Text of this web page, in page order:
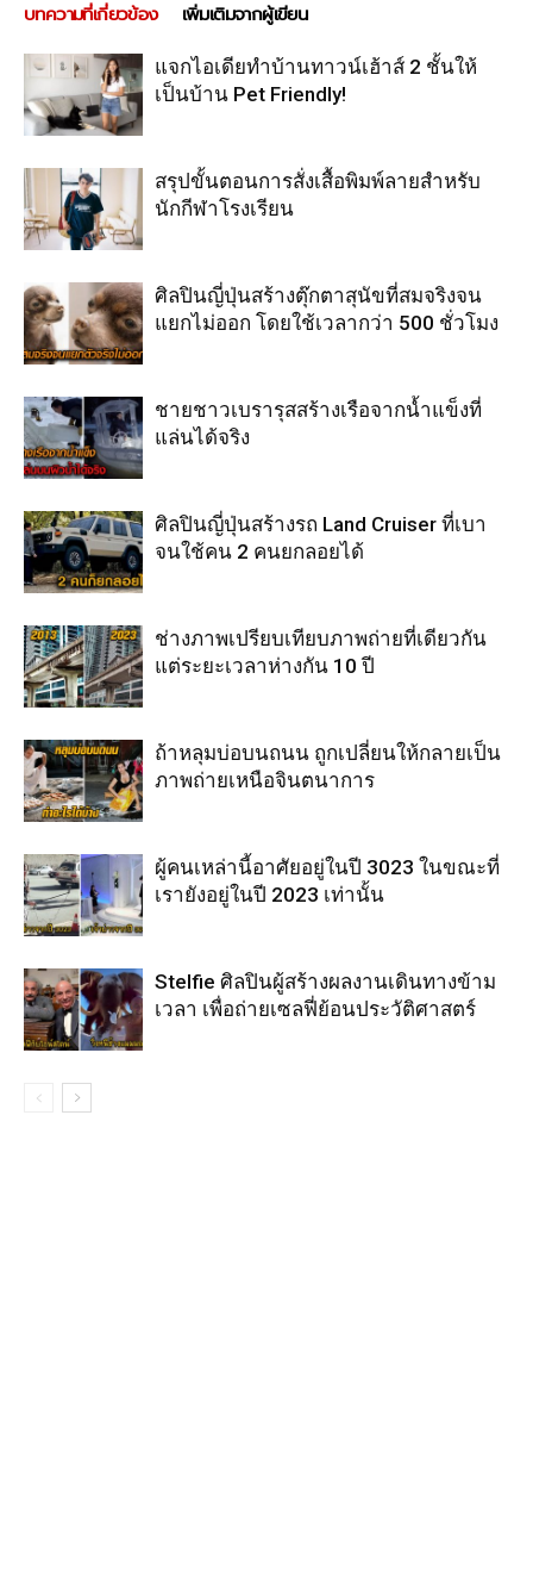
บทความที่เกี่ยวข้อง เพิ่มเติมจากผู้เขียน
แจกไอเดียทำบ้านทาวน์เฮ้าส์ 2 ชั้นให้
เป็นบ้าน Pet Friendly!
สรุปขั้นตอนการสั่งเสื้อพิมพ์ลายสำหรับ
นักกีฬาโรงเรียน
ศิลปินญี่ปุ่นสร้างตุ๊กตาสุนัขที่สมจริงจน
แยกไม่ออก โดยใช้เวลากว่า 500 ชั่วโมง
ชายชาวเบรารุสสร้างเรือจากน้ำแข็งที่
แล่นได้จริง
ศิลปินญี่ปุ่นสร้างรถ Land Cruiser ที่เบา
จนใช้คน 2 คนยกลอยได้
ช่างภาพเปรียบเทียบภาพถ่ายที่เดียวกัน
แต่ระยะเวลาห่างกัน 10 ปี
ถ้าหลุมบ่อบนถนน ถูกเปลี่ยนให้กลายเป็น
ภาพถ่ายเหนือจินตนาการ
ผู้คนเหล่านี้อาศัยอยู่ในปี 3023 ในขณะที่
เรายังอยู่ในปี 2023 เท่านั้น
Stelfie ศิลปินผู้สร้างผลงานเดินทางข้าม
เวลา เพื่อถ่ายเซลฟี่ย้อนประวัติศาสตร์